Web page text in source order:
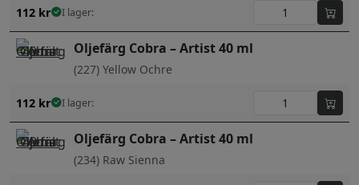
112 kr I lager:
Oljefärg Cobra – Artist 40 ml
(227) Yellow Ochre
112 kr I lager:
Oljefärg Cobra – Artist 40 ml
(234) Raw Sienna